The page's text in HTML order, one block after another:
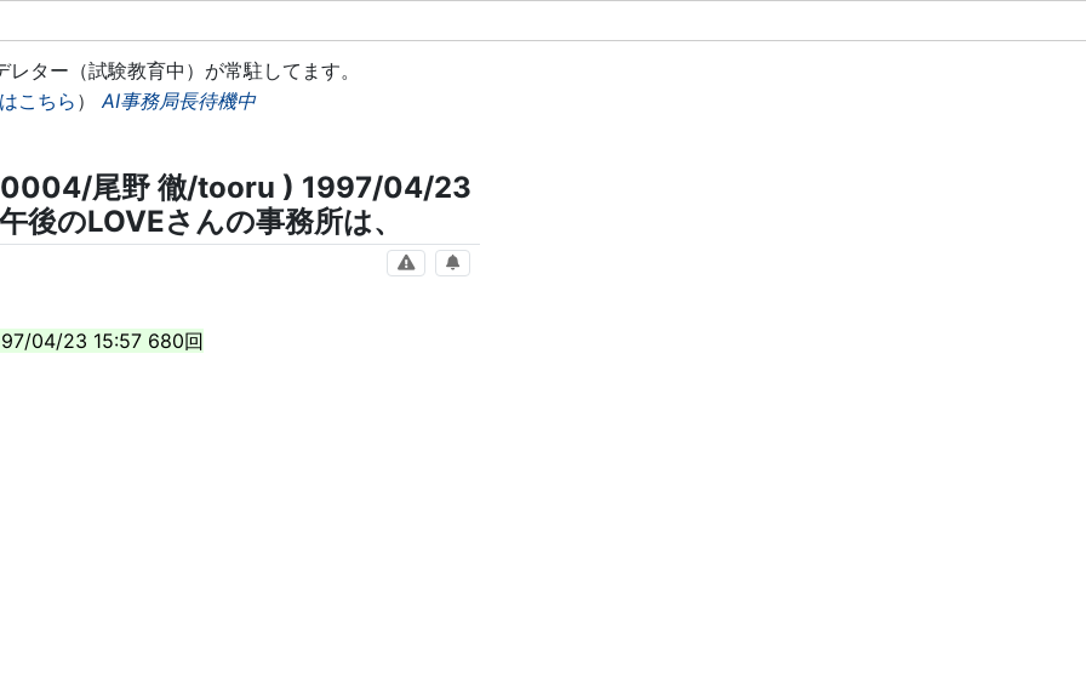
レター（試験教育中）が常駐してます。
こちら）AI事務局長待機中
尾野 徹/tooru ) 1997/04/23
のLOVEさんの事務所は、
04/23 15:57 680回